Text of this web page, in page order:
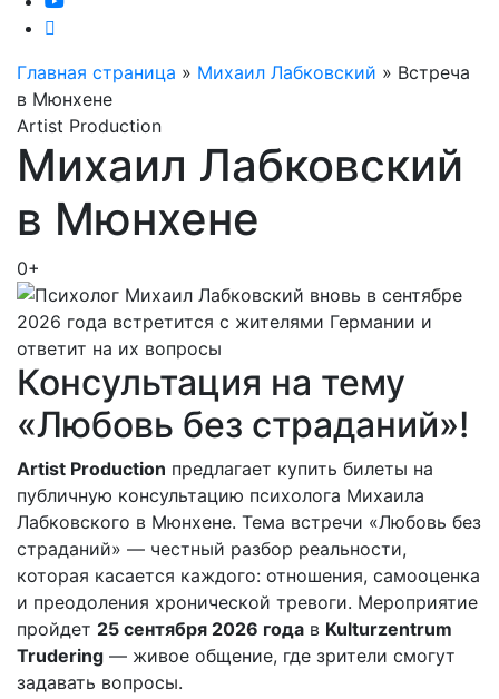
Главная страница » Михаил Лабковский » Встреча
в Мюнхене
Artist Production
Михаил Лабковский
в Мюнхене
0+
Консультация на тему
«Любовь без страданий»!
Artist Production предлагает купить билеты на
публичную консультацию психолога Михаила
Лабковского в Мюнхене. Тема встречи «Любовь без
страданий» — честный разбор реальности,
которая касается каждого: отношения, самооценка
и преодоления хронической тревоги. Мероприятие
пройдет 25 сентября 2026 года в Kulturzentrum
Trudering — живое общение, где зрители смогут
задавать вопросы.